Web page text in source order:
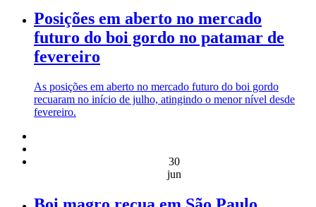
Posições em aberto no mercado
futuro do boi gordo no patamar de
fevereiro
As posições em aberto no mercado futuro do boi gordo
recuaram no início de julho, atingindo o menor nível desde
fevereiro.
30
jun